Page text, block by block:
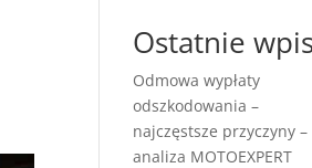
Ostatnie
Odmowa wypłaty
odszkodowania –
najczęstsze przyczyny –
analiza MOTOEXPERT